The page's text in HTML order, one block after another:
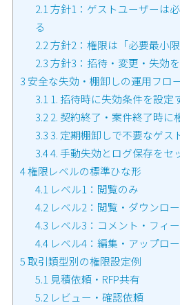
2.1 方針1：ゲストユーザーは
る
2.2方針2：権限は「必要最小
2.3方針3：招待・変更・失効
3 安全な失効・棚卸しの運用フロ
3.1 1. 招待時に失効条件を設定
3.2 2. 契約終了・案件終了時に
3.3 3. 定期棚卸しで不要なゲス
3.44. 手動失効とログ保存をセ
4権限レベルの標準ひな形
4.1 レベル1：閲覧のみ
4.2 レベル2：閲覧・ダウンロ
4.3 レベル3：コメント・フィ
4.4 レベル4：編集・アップロ
5取引類型別の権限設定例
5.1 見積依頼・RFP共有
5.2 レビュー・確認依頼